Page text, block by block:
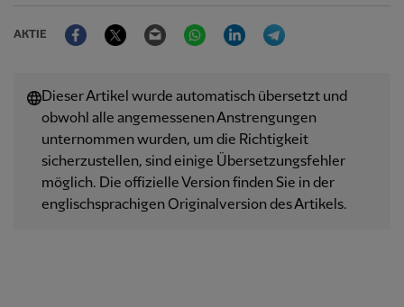
AKTIE
FacebookTwitter Email WhatsAppLinkedIn
Dieser Artikel wurde automatisch übersetzt und
obwohl alle angemessenen Anstrengungen
unternommen wurden, um die Richtigkeit
sicherzustellen, sind einige Übersetzungsfehler
möglich. Die offizielle Version finden Sie in der
englischsprachigen Originalversion des Artikels.